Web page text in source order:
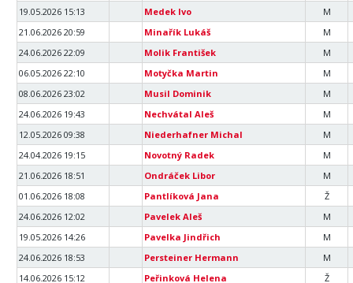
19.05.2026 15:13
Medek Ivo
M
21.06.2026 20:59
Minařík Lukáš
M
24.06.2026 22:09
Molik František
M
06.05.2026 22:10
Motyčka Martin
M
08.06.2026 23:02
Musil Dominik
M
24.06.2026 19:43
Nechvátal Aleš
M
12.05.2026 09:38
Niederhafner Michal
M
24.04.2026 19:15
Novotný Radek
M
21.06.2026 18:51
Ondráček Libor
M
01.06.2026 18:08
Pantlíková Jana
Ž
24.06.2026 12:02
Pavelek Aleš
M
19.05.2026 14:26
Pavelka Jindřich
M
24.06.2026 18:53
Persteiner Hermann
M
14.06.2026 15:12
Peřinková Helena Ž